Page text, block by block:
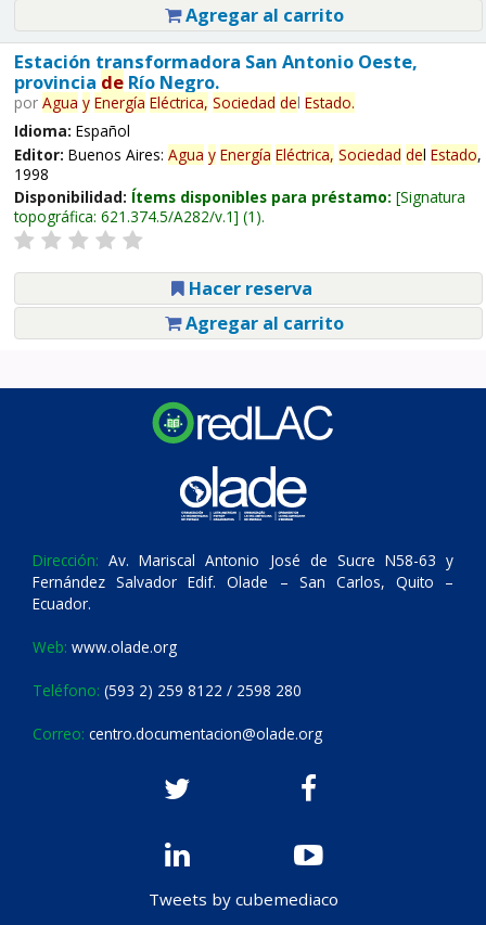
Agregar al carrito
Estación transformadora San Antonio Oeste,
provincia deRío Negro.
por Agua y Energía Eléctrica, Sociedad del Estado.
Idioma: Español
Editor: Buenos Aires: Agua y Energía Eléctrica, Sociedad del Estado,
1998
Disponibilidad: Ítems disponibles para préstamo: Signatura
topográfica: 621.374.5/A282/v.1 (1).
Hacer reserva
Agregar al carrito
Dirección: Av. Mariscal Antonio José de Sucre N58-63 y
Fernández Salvador Edif. Olade – San Carlos, Quito –
Ecuador.
Web: www.olade.org
Teléfono: (593 2) 259 8122 / 2598 280
Correo: centro.documentacion@olade.org
Tweets by cubemediaco